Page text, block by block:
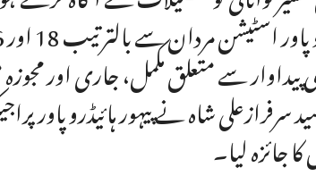
پیداوار سے متعلق مکمل، جاری اور
سرفرازعلی شاہ نے پیہور ہائیڈرو
جائزہ لیا۔